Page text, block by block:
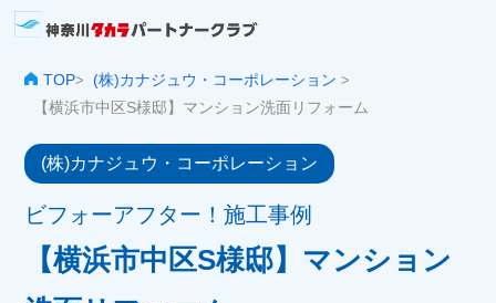
TOP> (株)カナジュウ・コーポレーション>
【横浜市中区S様邸】マンション洗面リフォーム
(株)カナジュウ・コーポレーション
ビフォーアフター！施工事例
【横浜市中区S様邸】マンション